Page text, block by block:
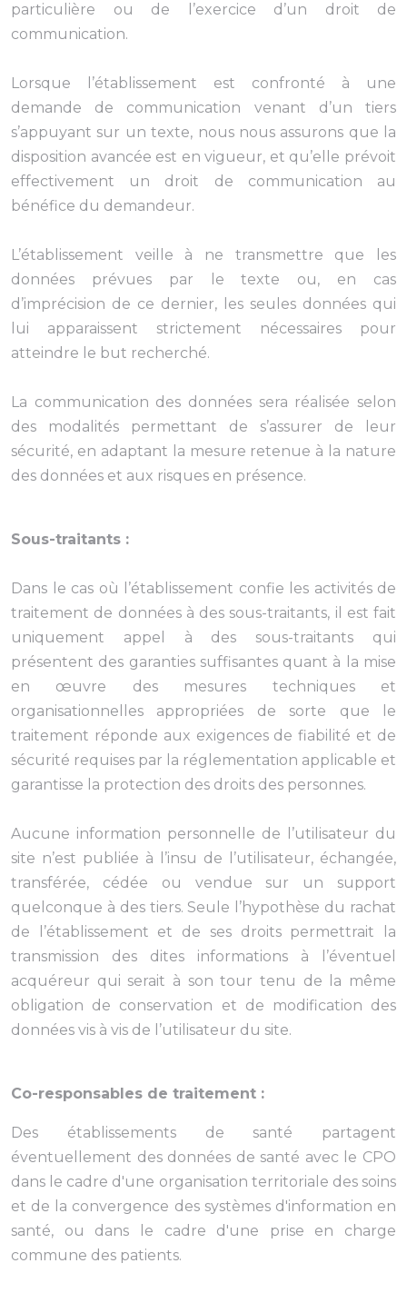
particulière ou de l’exercice d’un droit de
communication.
Lorsque l’établissement est confronté à une
demande de communication venant d’un tiers
s’appuyant sur un texte, nous nous assurons que la
disposition avancée est en vigueur, et qu’elle prévoit
effectivement un droit de communication au
bénéfice du demandeur.
L’établissement veille à ne transmettre que les
données prévues par le texte ou, en cas
d’imprécision de ce dernier, les seules données qui
lui apparaissent strictement nécessaires pour
atteindre le but recherché.
La communication des données sera réalisée selon
des modalités permettant de s’assurer de leur
sécurité, en adaptant la mesure retenue à la nature
des données et aux risques en présence.
Sous-traitants :
Dans le cas où l’établissement confie les activités de
traitement de données à des sous-traitants, il est fait
uniquement appel à des sous-traitants qui
présentent des garanties suffisantes quant à la mise
en œuvre des mesures techniques et
organisationnelles appropriées de sorte que le
traitement réponde aux exigences de fiabilité et de
sécurité requises par la réglementation applicable et
garantisse la protection des droits des personnes.
Aucune information personnelle de l’utilisateur du
site n’est publiée à l’insu de l’utilisateur, échangée,
transférée, cédée ou vendue sur un support
quelconque à des tiers. Seule l’hypothèse du rachat
de l’établissement et de ses droits permettrait la
transmission des dites informations à l’éventuel
acquéreur qui serait à son tour tenu de la même
obligation de conservation et de modification des
données vis à vis de l’utilisateur du site.
Co-responsables de traitement :
Des établissements de santé partagent
éventuellement des données de santé avec le CPO
dans le cadre d'une organisation territoriale des soins
et de la convergence des systèmes d'information en
santé, ou dans le cadre d'une prise en charge
commune des patients.